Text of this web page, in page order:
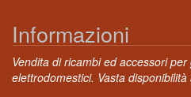
Informazioni
Vendita di ricambi ed accessori
elettrodomestici. Vasta